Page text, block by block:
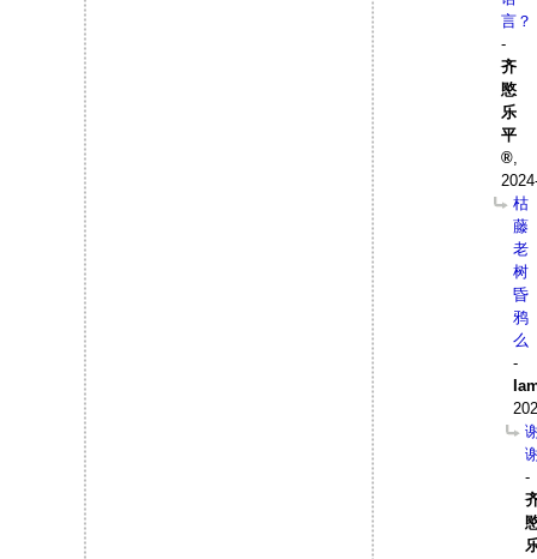
言？
-
齐
愍
乐
平
,
枯
藤
老
树
昏
鸦
么
-
-